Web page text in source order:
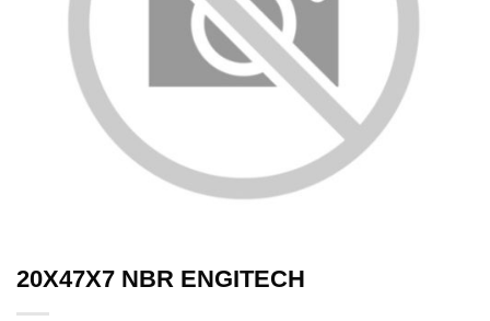
20X47X7 NBR ENGITECH